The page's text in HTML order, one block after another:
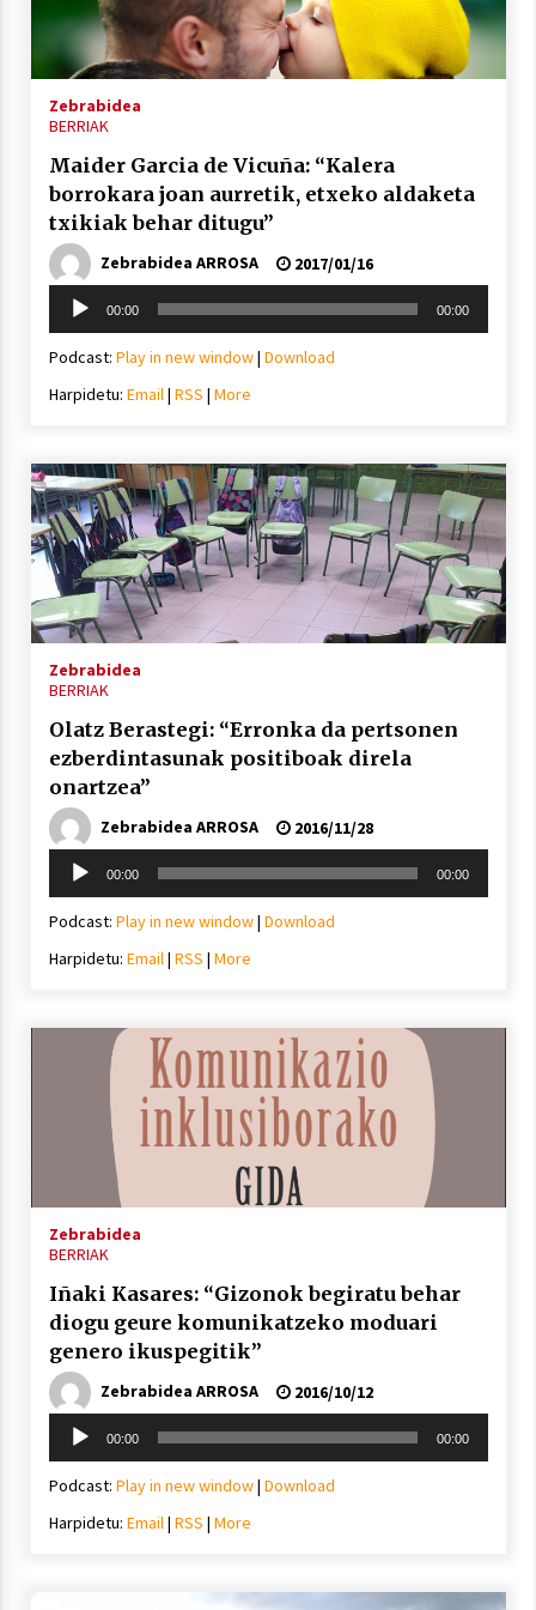
inguruko tailerraren audioa
2021/11/25
Mahai-ingurua: irratia, podcastak
eta ondoren zer?
2021/11/12
2021/11/11
Arrosa sareko IX. topaketak!
2021/10/13
2021/10/04
Berria egunkarian elkarrizketa
Hala Bedi irratiko Hizpidea saioan
Arrosaren 20 urteez
Zebrabidea
BERRIAK
Maider Garcia de Vicuña: “Kalera
borrokara joan aurretik, etxeko aldaketa
txikiak behar ditugu”
Zebrabidea ARROSA
2017/01/16
Soinu
erreproduzigailua
00:00 00:00
Podcast: Play in new window| Download
Harpidetu: Email| RSS | More
Zebrabidea
BERRIAK
Olatz Berastegi: “Erronka da pertsonen
ezberdintasunak positiboak direla
onartzea”
Zebrabidea ARROSA
2016/11/28
Soinu
erreproduzigailua
00:00 00:00
Podcast: Play in new window| Download
Harpidetu: Email| RSS | More
Zebrabidea
BERRIAK
Iñaki Kasares: “Gizonok begiratu behar
diogu geure komunikatzeko moduari
genero ikuspegitik”
Zebrabidea ARROSA
2016/10/12
Soinu
erreproduzigailua
00:00 00:00
Podcast: Play in new window| Download
Harpidetu: Email| RSS | More